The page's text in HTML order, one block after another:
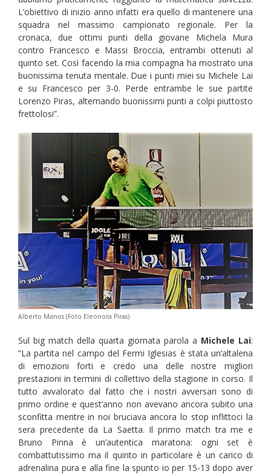
L’obiettivo di inizio anno infatti era quello di mantenere una
squadra nel massimo campionato regionale. Per la
cronaca, due ottimi punti della giovane Michela Mura
contro Francesco e Massi Broccia, entrambi ottenuti al
quinto set. Così facendo la mia compagna ha mostrato una
buonissima tenuta mentale. Due i punti miei su Michele Lai
e su Francesco per 3-0. Perde entrambe le sue partite
Lorenzo Piras, alternando buonissimi punti a colpi piuttosto
frettolosi”.
Alberto Manos (Foto Eleonora Piras)
Sul big match della quarta giornata parola a Michele Lai:
“La partita nel campo del Fermi Iglesias è stata un’altalena
di emozioni forti e credo una delle nostre migliori
prestazioni in termini di collettivo della stagione in corso. Il
tutto avvalorato dal fatto che i nostri avversari sono di
primo ordine e quest’anno non avevano ancora subito una
sconfitta mentre in noi bruciava ancora lo stop inflittoci la
sera precedente da La Saetta. Il primo match tra me e
Bruno Pinna è un’autentica maratona: ogni set è
combattutissimo ma il quinto in particolare è un carico di
adrenalina pura e alla fine la spunto io per 15-13 dopo aver